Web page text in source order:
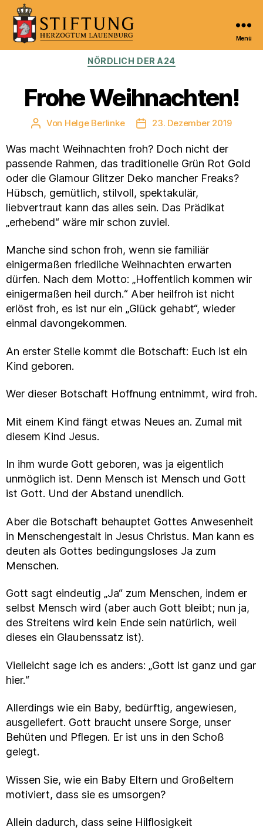
Kulturportal
Herzogtum
Lauenburg
Menü
Kategorien
NÖRDLICH DER A24
Frohe Weihnachten!
Beitragsautor
Von Helge Berlinke Veröffentlichungsdatum
23. Dezember 2019
Was macht Weihnachten froh? Doch nicht der
passende Rahmen, das traditionelle Grün Rot Gold
oder die Glamour Glitzer Deko mancher Freaks?
Hübsch, gemütlich, stilvoll, spektakulär,
liebvertraut kann das alles sein. Das Prädikat
„erhebend“ wäre mir schon zuviel.
Manche sind schon froh, wenn sie familiär
einigermaßen friedliche Weihnachten erwarten
dürfen. Nach dem Motto: „Hoffentlich kommen wir
einigermaßen heil durch.“ Aber heilfroh ist nicht
erlöst froh, es ist nur ein „Glück gehabt“, wieder
einmal davongekommen.
An erster Stelle kommt die Botschaft: Euch ist ein
Kind geboren.
Wer dieser Botschaft Hoffnung entnimmt, wird froh.
Mit einem Kind fängt etwas Neues an. Zumal mit
diesem Kind Jesus.
In ihm wurde Gott geboren, was ja eigentlich
unmöglich ist. Denn Mensch ist Mensch und Gott
ist Gott. Und der Abstand unendlich.
Aber die Botschaft behauptet Gottes Anwesenheit
in Menschengestalt in Jesus Christus. Man kann es
deuten als Gottes bedingungsloses Ja zum
Menschen.
Gott sagt eindeutig „Ja“ zum Menschen, indem er
selbst Mensch wird (aber auch Gott bleibt; nun ja,
des Streitens wird kein Ende sein natürlich, weil
dieses ein Glaubenssatz ist).
Vielleicht sage ich es anders: „Gott ist ganz und gar
hier.“
Allerdings wie ein Baby, bedürftig, angewiesen,
ausgeliefert. Gott braucht unsere Sorge, unser
Behüten und Pflegen. Er ist uns in den Schoß
gelegt.
Wissen Sie, wie ein Baby Eltern und Großeltern
motiviert, dass sie es umsorgen?
Allein dadurch, dass seine Hilflosigkeit